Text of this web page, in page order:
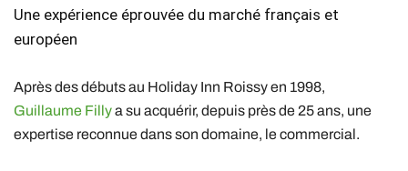
Une expérience éprouvée du marché français et
européen
Après des débuts au Holiday Inn Roissy en 1998,
Guillaume Fillya su acquérir, depuis près de 25 ans, une
expertise reconnue dans son domaine, le commercial.